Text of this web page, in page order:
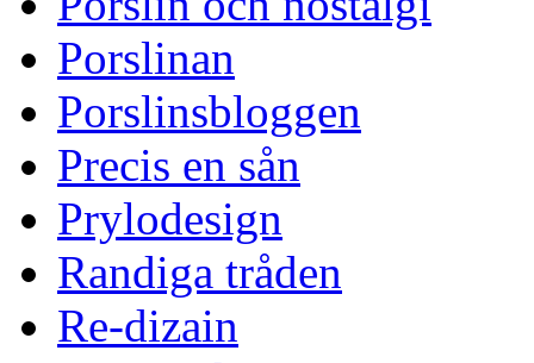
Porslinan
Porslinsbloggen
Precis en sån
Prylodesign
Randiga tråden
Re-dizain